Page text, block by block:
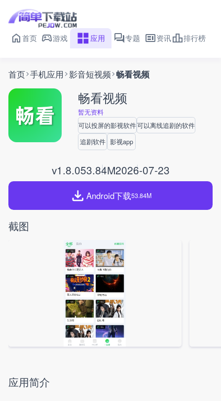
首页 游戏 应用 专题 资讯 排行榜
首页 手机应用 影音短视频 畅看视频
畅看视频
暂无资料
可以投屏的影视软件可以离线追剧的软件
追剧软件 影视app
v1.8.053.84M2026-07-23
Android下载53.84M
截图
应用简介